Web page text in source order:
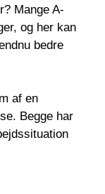
Mange A-
og her kan
bedre
af en
Begge har